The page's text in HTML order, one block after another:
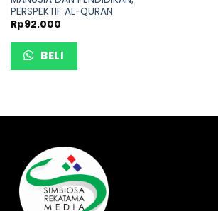
PERSPEKTIF AL-QURAN
Rp92.000
BELI